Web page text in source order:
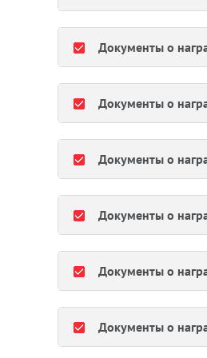
Документы о
Документы о
Документы о
Документы о
Документы о
Документы о